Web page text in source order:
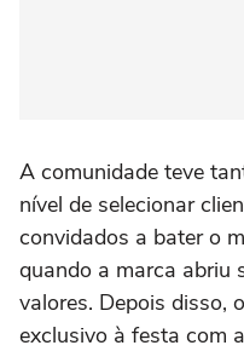
A comunidade teve
nível de selecionar
convidados a bater o
quando a marca abriu
valores. Depois disso,
exclusivo à festa com